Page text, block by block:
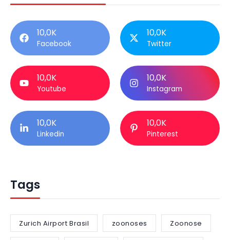
10,0K
Facebook
10,0K
Twitter
10,0K
Youtube
10,0K
Instagram
10,0K
Linkedin
10,0K
Pinterest
Tags
Zurich Airport Brasil zoonoses Zoonose